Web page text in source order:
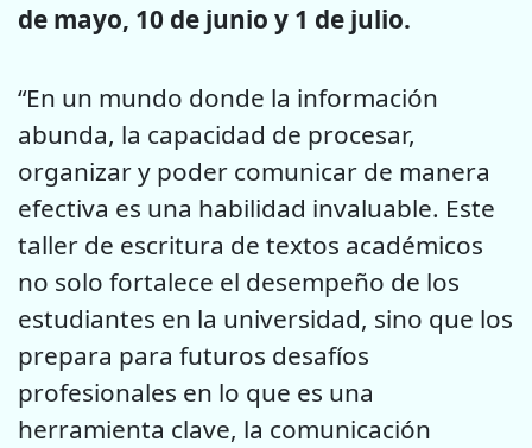
de mayo, 10 de junio y 1 de julio.
“En un mundo donde la información
abunda, la capacidad de procesar,
organizar y poder comunicar de manera
efectiva es una habilidad invaluable. Este
taller de escritura de textos académicos
no solo fortalece el desempeño de los
estudiantes en la universidad, sino que los
prepara para futuros desafíos
profesionales en lo que es una
herramienta clave, la comunicación